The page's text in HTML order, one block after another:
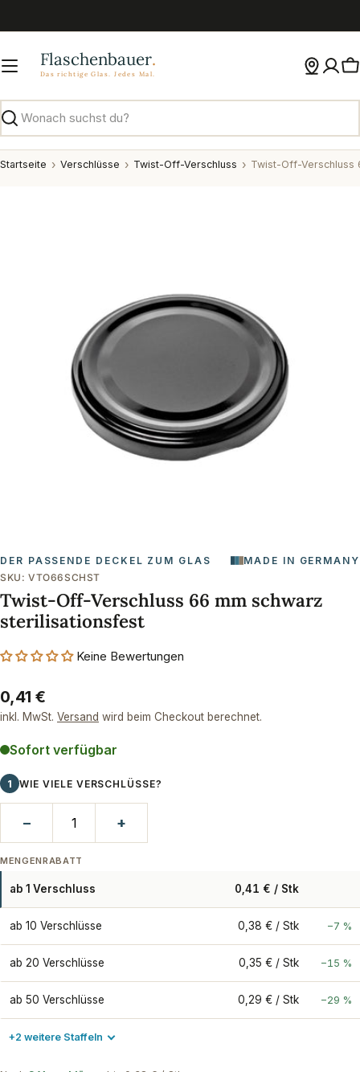
Inhalt
Suchen
Startseite Verschlüsse Twist-Off-Verschluss
Sie das Medium 0 im Modalformat
DER PASSENDE DECKEL ZUM GLAS
MADE IN GERMANY
SKU: VTO66SCHST
Twist-Off-Verschluss 66 mm schwarz
sterilisationsfest
Keine Bewertungen
Regulärer
Preis
0,41 €
inkl. MwSt. Versand wird beim Checkout berechnet.
Sofort verfügbar
1 WIE VIELE VERSCHLÜSSE?
− +
MENGENRABATT
ab 1 Verschluss 0,41 € / Stk
ab 10 Verschlüsse 0,38 € / Stk −7 %
ab 20 Verschlüsse 0,35 € / Stk −15 %
ab 50 Verschlüsse 0,29 € / Stk −29 %
+2 weitere Staffeln